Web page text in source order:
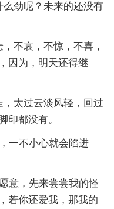
劲呢？未来的还没有
不哀，不惊，不喜，
因为，明天还得继
太过云淡风轻，回过
印都没有。
一不小心就会陷进
意，先来尝尝我的怪
若你还爱我，那我的